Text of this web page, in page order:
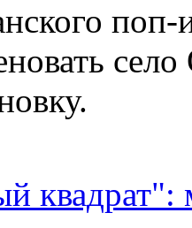
квадрат":